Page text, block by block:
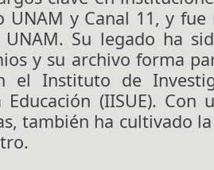
UNAM y Canal 11, y
Su legado ha
y su archivo forma
el Instituto de
(IISUE). Con
también ha cultivado